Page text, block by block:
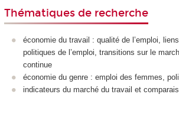
Thématiques de recherche
économie du travail : qualité de l’emploi,
politiques de l’emploi, transitions sur le
continue
économie du genre : emploi des femmes,
indicateurs du marché du travail et